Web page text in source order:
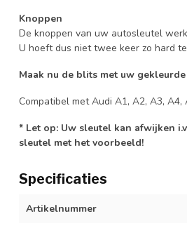
Knoppen
De knoppen van uw autosleutel
U hoeft dus niet twee keer zo hard
Maak nu de blits met uw
Compatibel met Audi A1, A2, A3, A4,
* Let op: Uw sleutel kan afwijken
sleutel met het voorbeeld!
Specificaties
Artikelnummer